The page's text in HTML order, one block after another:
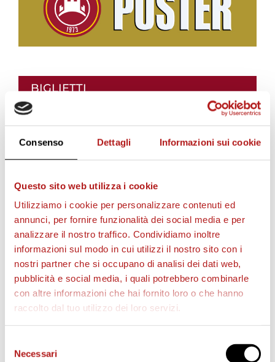
Consenso Dettagli Informazioni sui cookie
Questo sito web utilizza i cookie
Utilizziamo i cookie per personalizzare contenuti ed
annunci, per fornire funzionalità dei social media e per
analizzare il nostro traffico. Condividiamo inoltre
informazioni sul modo in cui utilizzi il nostro sito con i
nostri partner che si occupano di analisi dei dati web,
pubblicità e social media, i quali potrebbero combinarle
con altre informazioni che hai fornito loro o che hanno
raccolto dal tuo utilizzo dei loro servizi.
delNecessari
BIGLIETTI
AS CITTADELLA STORE